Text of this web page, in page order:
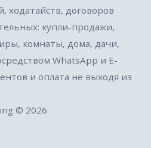
ходатайств, договоров
купли-продажи,
комнаты, дома, дачи,
WhatsApp и E-
и оплата не выходя из
© 2026